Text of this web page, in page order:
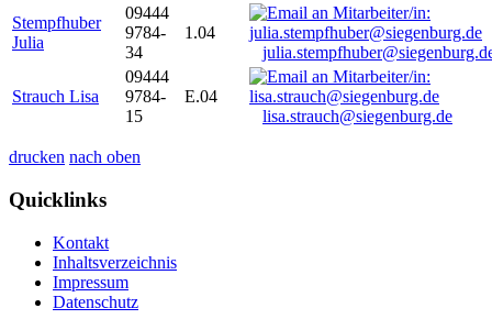
Stempfhuber
Julia
09444
9784-
34
1.04
Strauch Lisa
09444
9784-
15
E.04
lisa.strauch@siegenburg.de
drucken nach oben
Quicklinks
Kontakt
Inhaltsverzeichnis
Impressum
Datenschutz